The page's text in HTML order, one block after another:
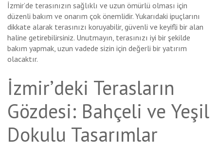
İzmir’de terasınızın sağlıklı ve uzun ömürlü olması için
düzenli bakım ve onarım çok önemlidir. Yukarıdaki ipuçlarını
dikkate alarak terasınızı koruyabilir, güvenli ve keyifli bir alan
haline getirebilirsiniz. Unutmayın, terasınızı iyi bir şekilde
bakım yapmak, uzun vadede sizin için değerli bir yatırım
olacaktır.
İzmir’deki Terasların
Gözdesi: Bahçeli ve Yeşil
Dokulu Tasarımlar